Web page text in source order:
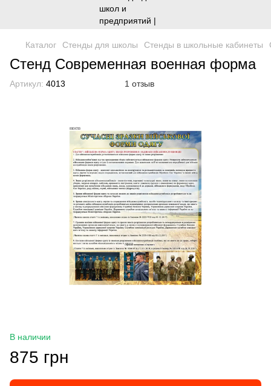
Каталог Стенды для школы Стенды в школьные кабинеты
Стенд Современная военная форма
Артикул: 4013 1 отзыв
В наличии
875 грн